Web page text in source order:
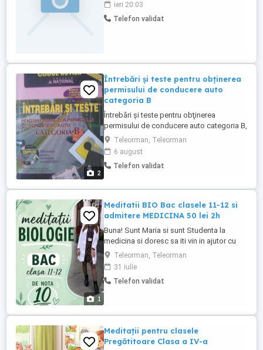
ieri 20:03
Telefon validat
2
Întrebări şi teste pentru obţinerea
permisului de conducere auto
categoria B
Întrebări şi teste pentru obţinerea
permisului de conducere auto categoria B,
Anul 2014. Produs nou, sigilat, nefolosit.
Puteţi verifica la livrare. Conţine caiet de
note pentru viitori şoferi, şi CD pentru
verificarea cunoştinţelor. Preţ 20 Lei
Teleorman, Teleorman
6 august
Telefon validat
1
Meditatii BIO Bac clasele 11-12 si
admitere MEDICINA 50 lei 2h
Buna! Sunt Maria si sunt Studenta la
medicina si doresc sa iti vin in ajutor cu
invatatul biologiei ! Ofer Biologie BAC
clasa 11-12 si admitere MEDICINA Durata
este de 2h si costa 50 de lei. Ofer
explicatii pe scheme , notite si desene
Teleorman, Teleorman
31 iulie
Telefon validat
Meditații pentru clasele
Pregătitoare Clasa a IV-a